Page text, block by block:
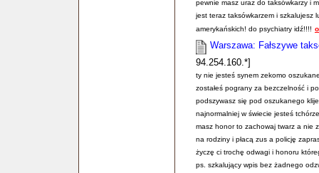
pewnie masz uraz do taksówkarzy i
jest teraz taksówkarzem i szkalujesz
amerykańskich! do psychiatry idź!!!!
Warszawa: Fałszywe
94.254.160.*]
ty nie jesteś synem zekomo
zostałeś pograny za bezczelność i
podszywasz się pod oszukanego
najnormalniej w świecie jesteś
masz honor to zachowaj twarz a nie
na rodziny i płacą zus a policję
życzę ci trochę odwagi i honoru
ps. szkalujący wpis bez żadnego